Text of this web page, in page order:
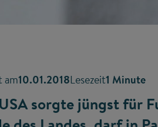
10.01.2018Lesezeit1 Minute
sorgte jüngst für